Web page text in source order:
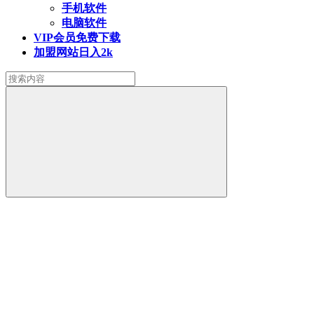
手机软件
电脑软件
VIP会员免费下载
加盟网站日入2k